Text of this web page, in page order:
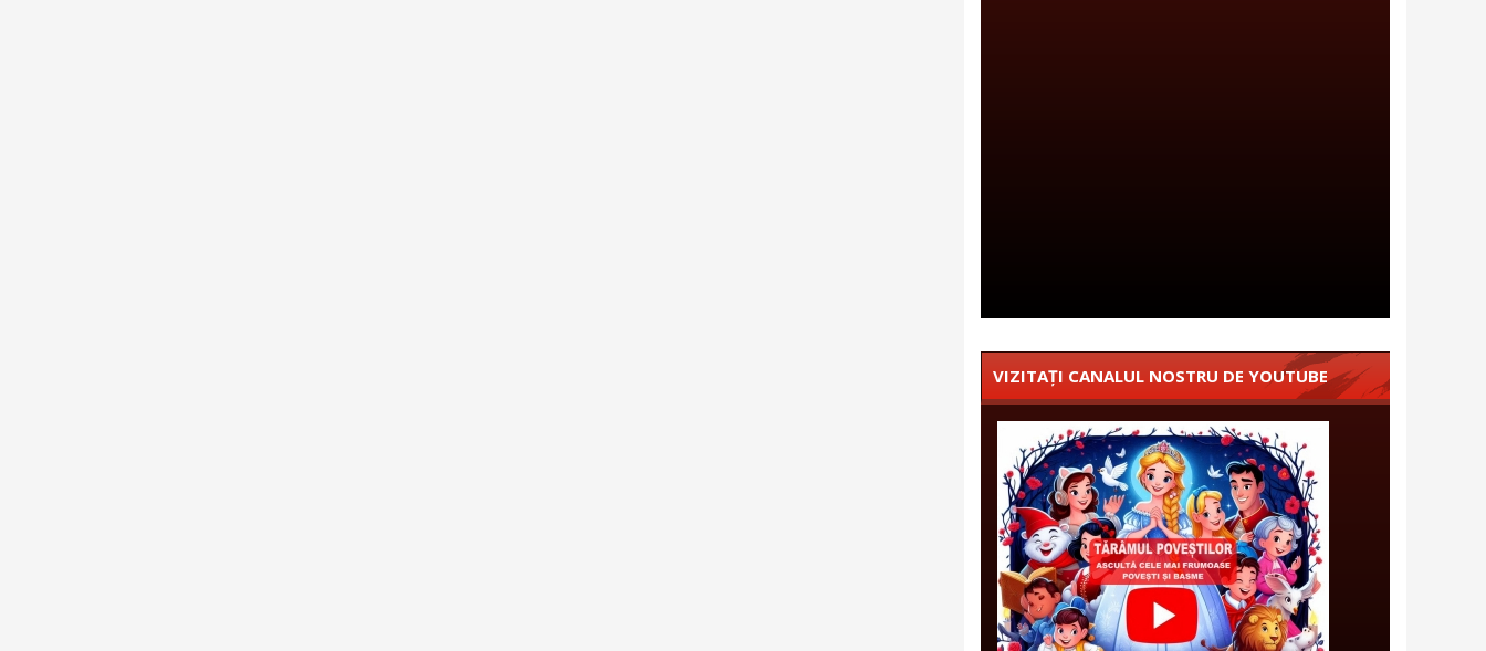
VIZITAȚI CANALUL NOSTRU DE YOUTUBE